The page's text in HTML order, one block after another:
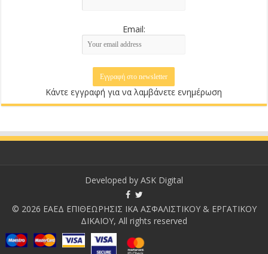
Email:
Κάντε εγγραφή για να λαμβάνετε ενημέρωση
Developed by ASK Digital
© 2026 ΕΑΕΔ ΕΠΙΘΕΩΡΗΣΙΣ ΙΚΑ ΑΣΦΑΛΙΣΤΙΚΟΥ & ΕΡΓΑΤΙΚΟΥ
ΔΙΚΑΙΟΥ, All rights reserved